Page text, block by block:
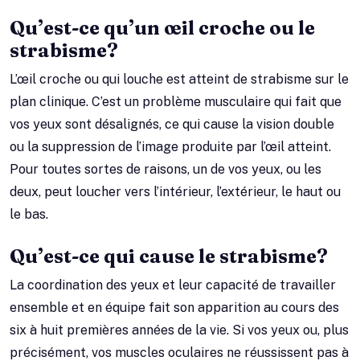
Qu’est-ce qu’un œil croche ou le
strabisme?
L’œil croche ou qui louche est atteint de strabisme sur le
plan clinique. C’est un problème musculaire qui fait que
vos yeux sont désalignés, ce qui cause la vision double
ou la suppression de l’image produite par l’œil atteint.
Pour toutes sortes de raisons, un de vos yeux, ou les
deux, peut loucher vers l’intérieur, l’extérieur, le haut ou
le bas.
Qu’est-ce qui cause le strabisme?
La coordination des yeux et leur capacité de travailler
ensemble et en équipe fait son apparition au cours des
six à huit premières années de la vie. Si vos yeux ou, plus
précisément, vos muscles oculaires ne réussissent pas à